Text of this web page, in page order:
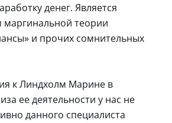
денег. Является
маргинальной теории
и прочих сомнительных
к Линдхолм Марине в
ее деятельности у нас не
данного специалиста